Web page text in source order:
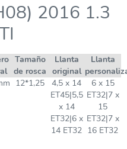
2016 1.3
Tamaño
de rosca
Llanta
original
Llanta
12*1,25
4,5 x 14
ET45|5,5
x 14
ET32|6 x
14 ET32
6 x 15
ET32|7 x
15
ET32|7 x
16 ET32